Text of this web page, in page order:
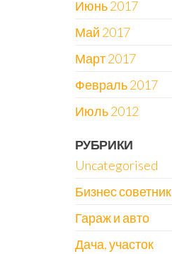
Июнь 2017
Май 2017
Март 2017
Февраль 2017
Июль 2012
РУБРИКИ
Uncategorised
Бизнес советник
Гараж и авто
Дача, участок